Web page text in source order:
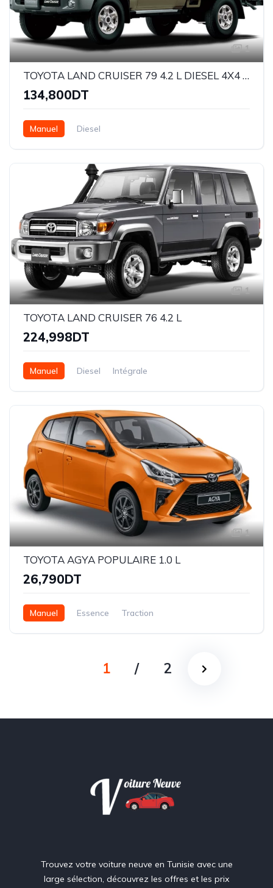
1
TOYOTA LAND CRUISER 79 4.2 L DIESEL 4X4 SIMPLE CABINE
134,800DT
Manuel Diesel
1
TOYOTA LAND CRUISER 76 4.2 L
224,998DT
Manuel Diesel Intégrale
1
TOYOTA AGYA POPULAIRE 1.0 L
26,790DT
Manuel Essence Traction
1 / 2
Trouvez votre voiture neuve en Tunisie avec une
large sélection, découvrez les offres et les prix